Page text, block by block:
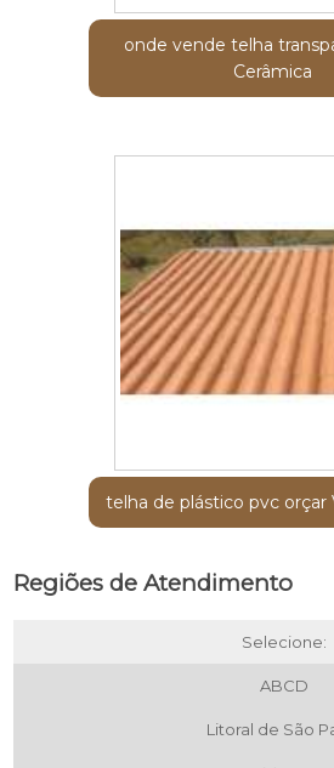
onde vende telha
Cerâmica
telha de plástico pvc orçar
Regiões de Atendimento
Selecione:
ABCD
Litoral de São